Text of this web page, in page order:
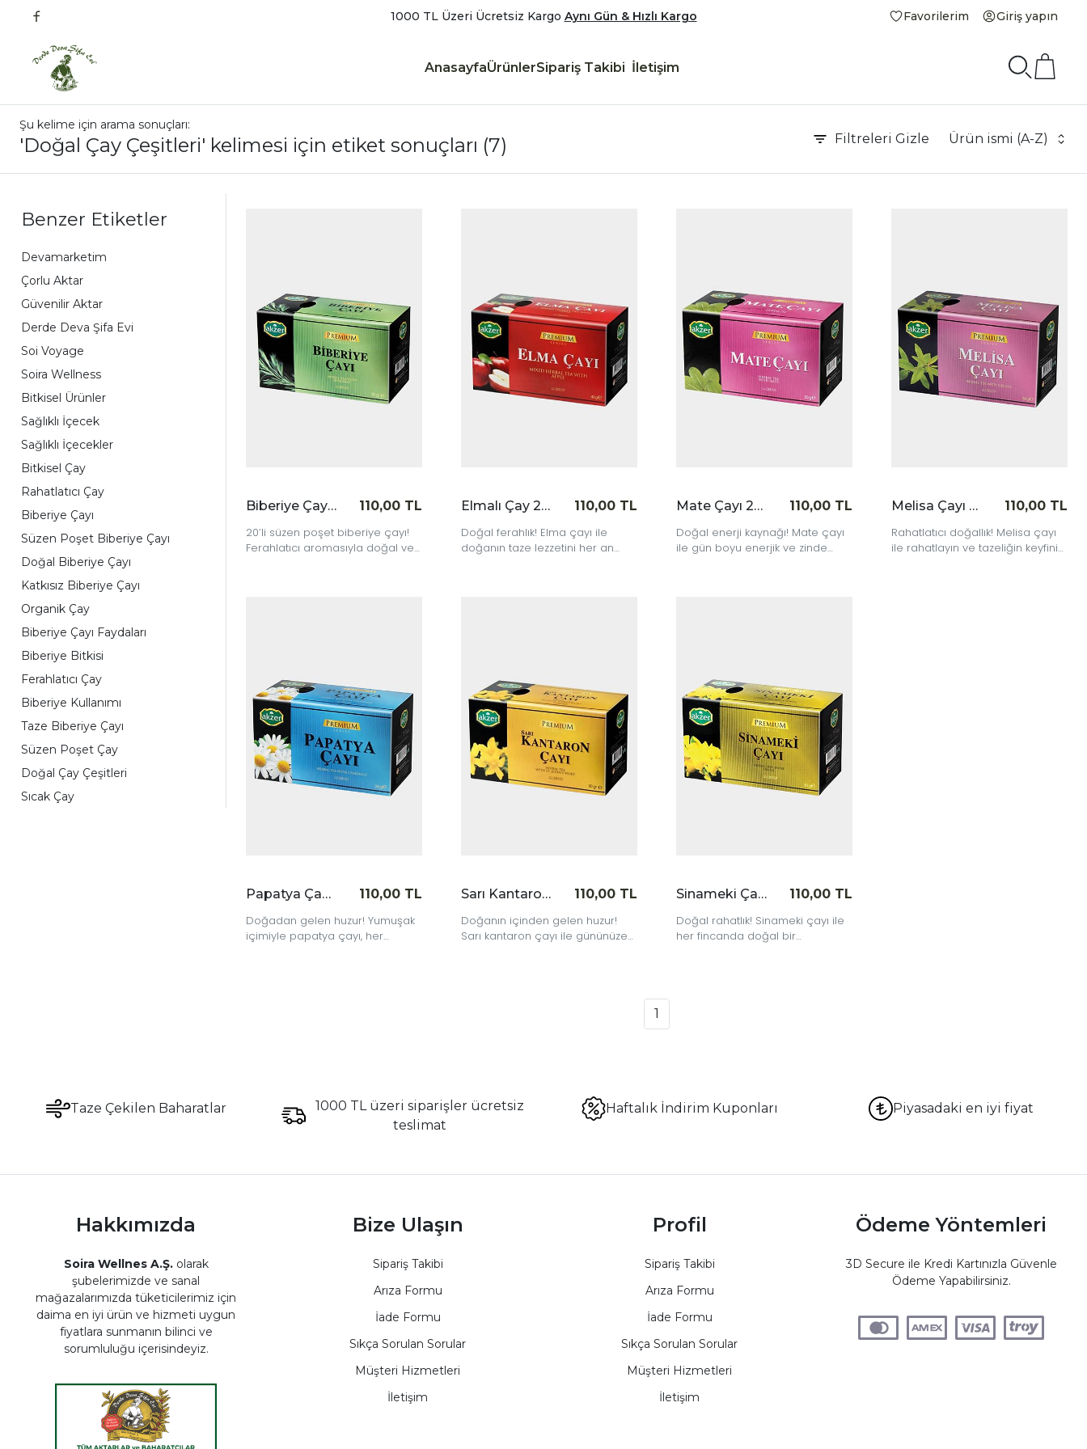
1000 TL Üzeri Ücretsiz Kargo Aynı Gün & Hızlı Kargo Favorilerim Giriş yapın
AnasayfaÜrünlerSipariş Takibi İletişim
Şu kelime için arama sonuçları:
'Doğal Çay Çeşitleri' kelimesi için etiket sonuçları (7) Filtreleri Gizle Ürün ismi (A-Z)
Benzer Etiketler
Devamarketim
Çorlu Aktar
Güvenilir Aktar
Derde Deva Şifa Evi
Soi Voyage
Soira Wellness
Bitkisel Ürünler
Sağlıklı İçecek
Sağlıklı İçecekler
Bitkisel Çay
Rahatlatıcı Çay
Biberiye Çayı
Süzen Poşet Biberiye Çayı
Doğal Biberiye Çayı
Katkısız Biberiye Çayı
Organik Çay
Biberiye Çayı Faydaları
Biberiye Bitkisi
Ferahlatıcı Çay
Biberiye Kullanımı
Taze Biberiye Çayı
Süzen Poşet Çay
Doğal Çay Çeşitleri
Sıcak Çay
Hafif İçimli Çay
Bitkisel Çay Önerileri
Sağlıklı Bitki Çayları
Doğadan Gelen Lezzet
Sinameki Çayı
Sindirimi Destekleyen Çay
Doğadan Gelen Tazelik
Elma Çayı
Biberiye Çayı 20'li
110,00 TL
20’li süzen poşet biberiye çayı!
Ferahlatıcı aromasıyla doğal ve
Elmalı Çay 20'li
110,00 TL
Doğal ferahlık! Elma çayı ile
doğanın taze lezzetini her an
Mate Çayı 20'li
110,00 TL
Doğal enerji kaynağı! Mate çayı
ile gün boyu enerjik ve zinde
Melisa Çayı 20'li
110,00 TL
Rahatlatıcı doğallık! Melisa çayı
ile rahatlayın ve tazeliğin keyfini
Papatya Çayı 20'li
110,00 TL
Doğadan gelen huzur! Yumuşak
içimiyle papatya çayı, her
Sarı Kantaron Çayı 20'li
110,00 TL
Doğanın içinden gelen huzur!
Sarı kantaron çayı ile gününüze
Sinameki Çayı 20'li
110,00 TL
Doğal rahatlık! Sinameki çayı ile
her fincanda doğal bir
1
Taze Çekilen Baharatlar
1000 TL üzeri siparişler ücretsiz
teslimat
Haftalık İndirim Kuponları Piyasadaki en iyi fiyat
Hakkımızda
Soira Wellnes A.Ş.olarak
şubelerimizde ve sanal
mağazalarımızda tüketicilerimiz için
daima en iyi ürün ve hizmeti uygun
fiyatlara sunmanın bilinci ve
sorumluluğu içerisindeyiz.
Bize Ulaşın
Sipariş Takibi
Arıza Formu
İade Formu
Sıkça Sorulan Sorular
Müşteri Hizmetleri
İletişim
Profil
Sipariş Takibi
Arıza Formu
İade Formu
Sıkça Sorulan Sorular
Müşteri Hizmetleri
İletişim
Ödeme Yöntemleri
3D Secure ile Kredi Kartınızla Güvenle
Ödeme Yapabilirsiniz.